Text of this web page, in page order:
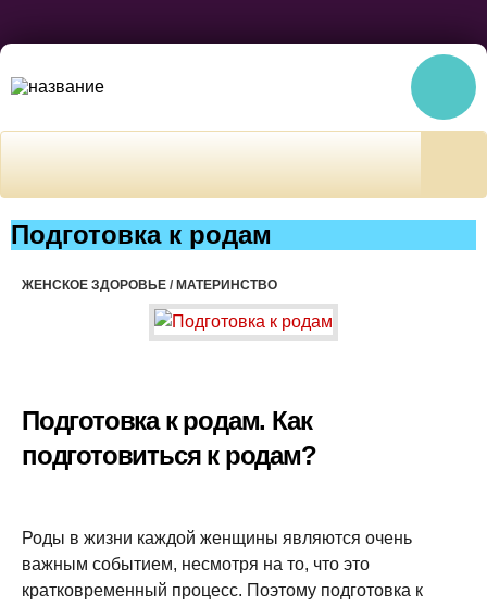
Подготовка к родам
ЖЕНСКОЕ ЗДОРОВЬЕ / МАТЕРИНСТВО
Подготовка к родам. Как
подготовиться к родам?
Роды в жизни каждой женщины являются очень
важным событием, несмотря на то, что это
кратковременный процесс. Поэтому подготовка к